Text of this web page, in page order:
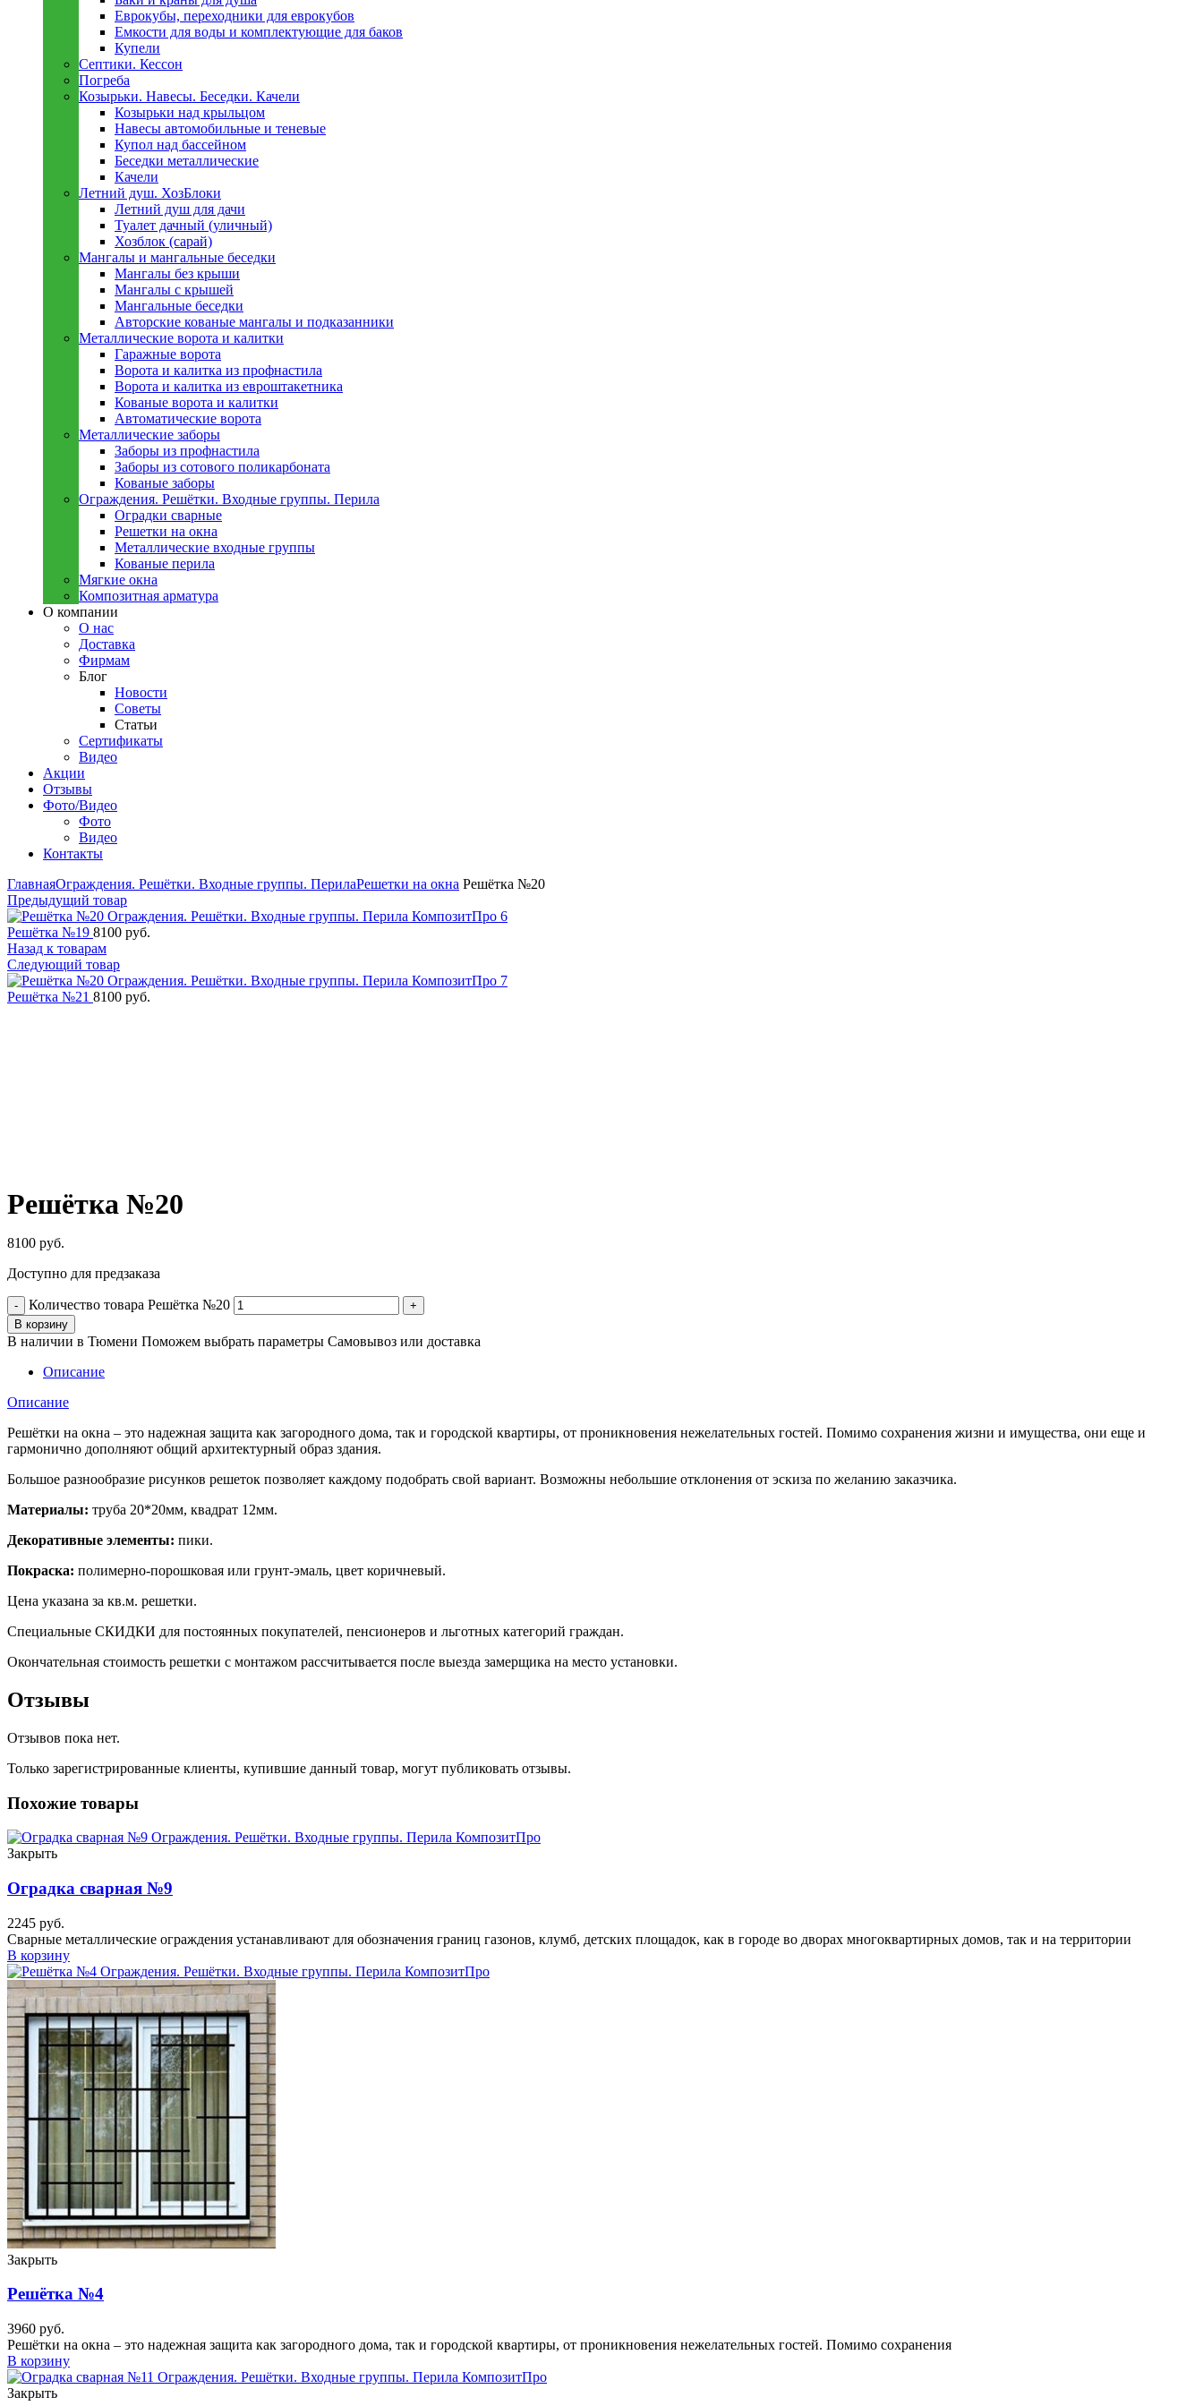
Еврокубы, переходники для еврокубов
Емкости для воды и комплектующие для баков
Купели
Септики. Кессон
Погреба
Козырьки. Навесы. Беседки. Качели
Козырьки над крыльцом
Навесы автомобильные и теневые
Купол над бассейном
Беседки металлическиe
Качели
Летний душ. ХозБлоки
Летний душ для дачи
Туалет дачный (уличный)
Хозблок (сарай)
Мангалы и мангальные беседки
Мангалы без крыши
Мангалы с крышей
Мангальные беседки
Авторские кованые мангалы и подказанники
Металлическиe ворота и калитки
Гаражные ворота
Ворота и калитка из профнастила
Ворота и калитка из евроштакетника
Кованые ворота и калитки
Автоматические ворота
Металлическиe заборы
Заборы из профнастила
Заборы из сотового поликарбоната
Кованые заборы
Ограждения. Решётки. Входные группы. Перила
Оградки сварные
Решетки на окна
Металлические входные группы
Кованые перила
Мягкие окна
Композитная арматура
О компании
О нас
Доставка
Фирмам
Блог
Новости
Советы
Статьи
Сертификаты
Видео
Акции
Отзывы
Фото/Видео
Фото
Видео
Контакты
ГлавнаяОграждения. Решётки. Входные группы. ПерилаРешетки на окна Решётка №20
Предыдущий товар
Решётка №19 8100 руб.
Назад к товарам
Следующий товар
Решётка №21 8100 руб.
Решётка №20
8100 руб.
Доступно для предзаказа
Количество товара Решётка №20
В корзину
В наличии в Тюмени Поможем выбрать параметры Самовывоз или доставка
Описание
Описание
Решётки на окна – это надежная защита как загородного дома, так и городской квартиры, от проникновения нежелательных гостей. Помимо сохранения жизни и имущества, они еще и
гармонично дополняют общий архитектурный образ здания.
Большое разнообразие рисунков решеток позволяет каждому подобрать свой вариант. Возможны небольшие отклонения от эскиза по желанию заказчика.
Материалы: труба 20*20мм, квадрат 12мм.
Декоративные элементы: пики.
Покраска: полимерно-порошковая или грунт-эмаль, цвет коричневый.
Цена указана за кв.м. решетки.
Специальные СКИДКИ для постоянных покупателей, пенсионеров и льготных категорий граждан.
Окончательная стоимость решетки с монтажом рассчитывается после выезда замерщика на место установки.
Отзывы
Отзывов пока нет.
Только зарегистрированные клиенты, купившие данный товар, могут публиковать отзывы.
Похожие товары
Закрыть
Оградка сварная №9
2245 руб.
Сварные металлические ограждения устанавливают для обозначения границ газонов, клумб, детских площадок, как в городе во дворах многоквартирных домов, так и на территории
В корзину
Закрыть
Решётка №4
3960 руб.
Решётки на окна – это надежная защита как загородного дома, так и городской квартиры, от проникновения нежелательных гостей. Помимо сохранения
В корзину
Закрыть